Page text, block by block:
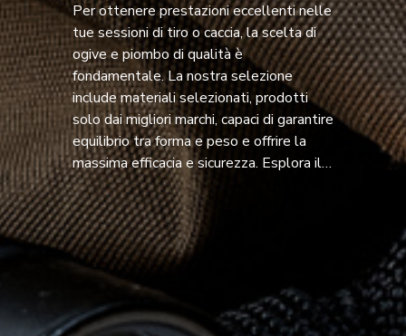
Per ottenere prestazioni eccellenti nelle
tue sessioni di tiro o caccia, la scelta di
ogive e piombo di qualità è
fondamentale. La nostra selezione
include materiali selezionati, prodotti
solo dai migliori marchi, capaci di garantire
equilibrio tra forma e peso e offrire la
massima efficacia e sicurezza. Esplora il
catalogo e trova l’ogiva e il piombo
perfetti per le tue esigenze!